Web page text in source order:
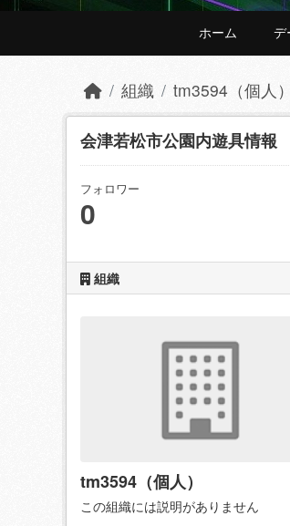
ホーム デ
組織 tm3594（個人）
会津若松市公園内遊具情報
フォロワー
0
組織
tm3594（個人）
この組織には説明がありません